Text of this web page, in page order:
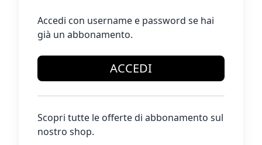
Accedi con username e password se hai
già un abbonamento.
ACCEDI
Scopri tutte le offerte di abbonamento sul
nostro shop.